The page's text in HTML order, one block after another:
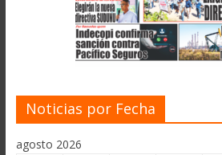
Noticias por Fecha
agosto 2026